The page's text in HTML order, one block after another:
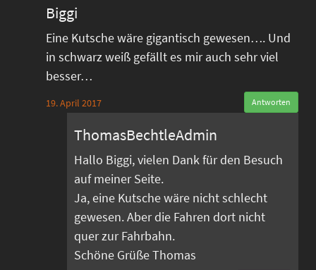
Biggi
Eine Kutsche wäre gigantisch gewesen…. Und
in schwarz weiß gefällt es mir auch sehr viel
besser…
19. April 2017 Antworten
ThomasBechtleAdmin
Hallo Biggi, vielen Dank für den Besuch
auf meiner Seite.
Ja, eine Kutsche wäre nicht schlecht
gewesen. Aber die Fahren dort nicht
quer zur Fahrbahn.
Schöne Grüße Thomas